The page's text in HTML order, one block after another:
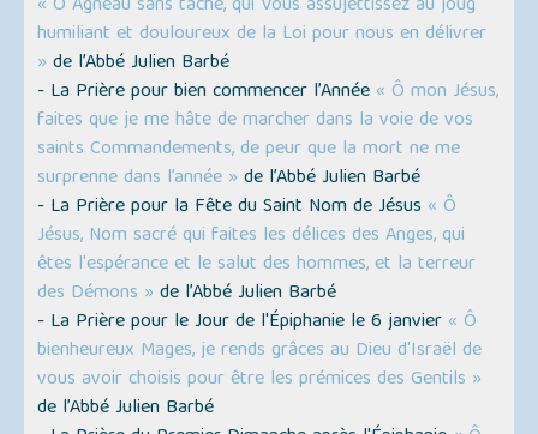
humiliant et douloureux de la Loi pour nous en délivrer
» de l’Abbé Julien Barbé
- La Prière pour bien commencer l’Année « Ô mon Jésus,
faites que je me hâte de marcher dans la voie de vos
saints Commandements, de peur que la mort ne me
surprenne dans l’année » de l’Abbé Julien Barbé
- La Prière pour la Fête du Saint Nom de Jésus « Ô
Jésus, Nom sacré qui faites les délices des Anges, qui
êtes l'espérance et le salut des hommes, et la terreur
des Démons » de l’Abbé Julien Barbé
- La Prière pour le Jour de l'Épiphanie le 6 janvier « Ô
bienheureux Mages, je rends grâces au Dieu d'Israël de
vous avoir choisis pour être les prémices des Gentils »
de l’Abbé Julien Barbé